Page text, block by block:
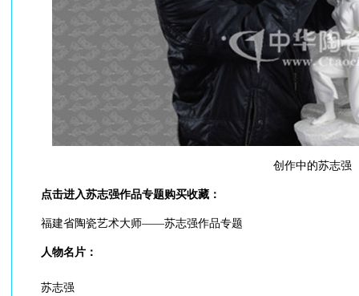
创作中的苏志强
点击进入苏志强作品专题购买收藏：
福建省陶瓷艺术大师——苏志强作品专题
人物名片：
苏志强